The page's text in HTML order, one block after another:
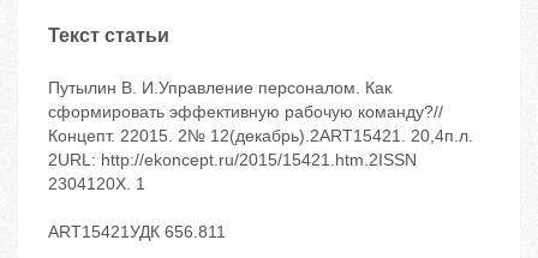
Текст статьи
Путылин В. И.Управление персоналом. Как
сформировать эффективную рабочую команду?//
Концепт. 22015. 2№ 12(декабрь).2ART15421. 20,4п.л.
2URL: http://ekoncept.ru/2015/15421.htm.2ISSN
2304120X. 1
ART15421УДК 656.811